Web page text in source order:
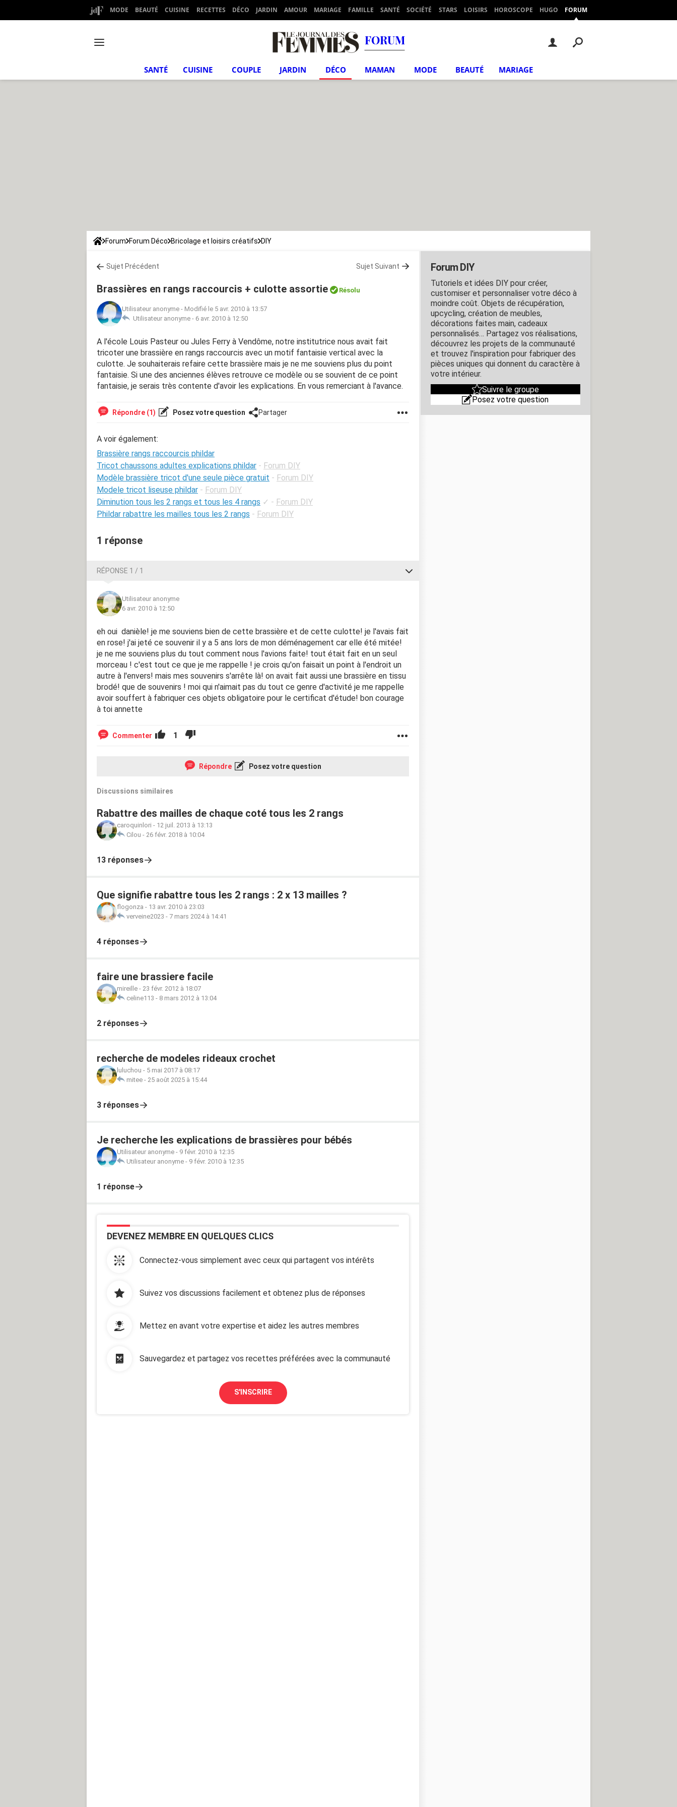
MODE BEAUTÉ CUISINE RECETTES DÉCO JARDIN AMOUR MARIAGE FAMILLE SANTÉ SOCIÉTÉ STARS LOISIRS HOROSCOPE HUGO FORUM
FORUM
SANTÉ CUISINE COUPLE JARDIN DÉCO MAMAN MODE BEAUTÉ MARIAGE
Forum Forum Déco Bricolage et loisirs créatifs DIY
Sujet Précédent Sujet Suivant
Brassières en rangs raccourcis + culotte assortie Résolu
Utilisateur anonyme - Modifié le 5 avr. 2010 à 13:57
Utilisateur anonyme - 6 avr. 2010 à 12:50
A l'école Louis Pasteur ou Jules Ferry à Vendôme, notre institutrice nous avait fait
tricoter une brassière en rangs raccourcis avec un motif fantaisie vertical avec la
culotte. Je souhaiterais refaire cette brassière mais je ne me souviens plus du point
fantaisie. Si une des anciennes élèves retrouve ce modèle ou se souvient de ce point
fantaisie, je serais très contente d'avoir les explications. En vous remerciant à l'avance.
Répondre (1) Posez votre question Partager
A voir également:
Brassière rangs raccourcis phildar
Tricot chaussons adultes explications phildar - Forum DIY
Modèle brassière tricot d'une seule pièce gratuit - Forum DIY
Modele tricot liseuse phildar - Forum DIY
Diminution tous les 2 rangs et tous les 4 rangs ✓ - Forum DIY
Phildar rabattre les mailles tous les 2 rangs - Forum DIY
1 réponse
RÉPONSE 1 / 1
Utilisateur anonyme
6 avr. 2010 à 12:50
eh oui danièle! je me souviens bien de cette brassière et de cette culotte! je l'avais fait
en rose! j'ai jeté ce souvenir il y a 5 ans lors de mon déménagement car elle été mitée!
je ne me souviens plus du tout comment nous l'avions faite! tout était fait en un seul
morceau ! c'est tout ce que je me rappelle ! je crois qu'on faisait un point à l'endroit un
autre à l'envers! mais mes souvenirs s'arrête là! on avait fait aussi une brassière en tissu
brodé! que de souvenirs ! moi qui n'aimait pas du tout ce genre d'activité je me rappelle
avoir souffert à fabriquer ces objets obligatoire pour le certificat d'étude! bon courage
à toi annette
Commenter 1
Répondre Posez votre question
Discussions similaires
Rabattre des mailles de chaque coté tous les 2 rangs
caroquinlori - 12 juil. 2013 à 13:13
Cilou - 26 févr. 2018 à 10:04
13 réponses
Que signifie rabattre tous les 2 rangs : 2 x 13 mailles ?
flogonza - 13 avr. 2010 à 23:03
verveine2023 - 7 mars 2024 à 14:41
4 réponses
faire une brassiere facile
mireille - 23 févr. 2012 à 18:07
celine113 - 8 mars 2012 à 13:04
2 réponses
recherche de modeles rideaux crochet
luluchou - 5 mai 2017 à 08:17
mitee - 25 août 2025 à 15:44
3 réponses
Je recherche les explications de brassières pour bébés
Utilisateur anonyme - 9 févr. 2010 à 12:35
Utilisateur anonyme - 9 févr. 2010 à 12:35
1 réponse
DEVENEZ MEMBRE EN QUELQUES CLICS
Connectez-vous simplement avec ceux qui partagent vos intérêts
Suivez vos discussions facilement et obtenez plus de réponses
Mettez en avant votre expertise et aidez les autres membres
Sauvegardez et partagez vos recettes préférées avec la communauté
S'INSCRIRE
Forum DIY
Tutoriels et idées DIY pour créer,
customiser et personnaliser votre déco à
moindre coût. Objets de récupération,
upcycling, création de meubles,
décorations faites main, cadeaux
personnalisés… Partagez vos réalisations,
découvrez les projets de la communauté
et trouvez l'inspiration pour fabriquer des
pièces uniques qui donnent du caractère à
votre intérieur.
Suivre le groupe
Posez votre question